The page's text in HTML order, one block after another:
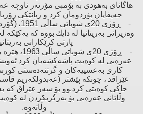
هاگانای یەهودی بە بۆمبی مۆرتەر ناوچە
حەیفایان بۆردومان كرد ‌و زیانێكی
- ڕۆژی 20ی
وەزیرانی بەریتانیا لە دایك بووە كە
پارتی كرێكارانی
- ڕۆژی 20ی
عەرەبی لە كوەیت پاشەكشەیان كرد
كاری بەعسییەكان ‌و گرتنەدەستی
عێراقدا، چونكە پێشتر (عەبدولكەریم
خاكی كوەیتی كردبوو بۆ سەر عێراق كە
وڵاتانی عەرەبی بۆ بەرگریكردن لە
وڵاتەوە.